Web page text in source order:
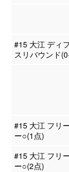
#15 大江 ディ
スリバウンド
#15 大江 フリ
ー○(1点)
#15 大江 フリ
ー○(2点)